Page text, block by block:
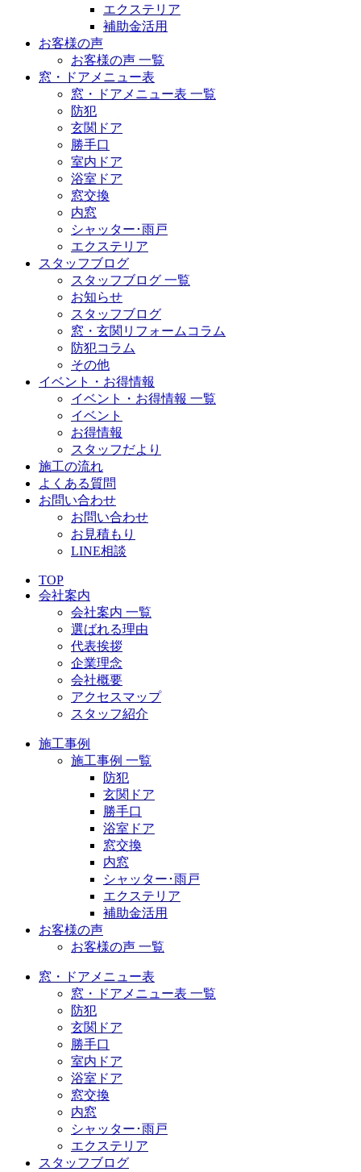
エクステリア
補助金活用
お客様の声
お客様の声 一覧
窓・ドアメニュー表
窓・ドアメニュー表 一覧
防犯
玄関ドア
勝手口
室内ドア
浴室ドア
窓交換
内窓
シャッター･雨戸
エクステリア
スタッフブログ
スタッフブログ 一覧
お知らせ
スタッフブログ
窓・玄関リフォームコラム
防犯コラム
その他
イベント・お得情報
イベント・お得情報 一覧
イベント
お得情報
スタッフだより
施工の流れ
よくある質問
お問い合わせ
お問い合わせ
お見積もり
LINE相談
TOP
会社案内
会社案内 一覧
選ばれる理由
代表挨拶
企業理念
会社概要
アクセスマップ
スタッフ紹介
施工事例
施工事例 一覧
防犯
玄関ドア
勝手口
浴室ドア
窓交換
内窓
シャッター･雨戸
エクステリア
補助金活用
お客様の声
お客様の声 一覧
窓・ドアメニュー表
窓・ドアメニュー表 一覧
防犯
玄関ドア
勝手口
室内ドア
浴室ドア
窓交換
内窓
シャッター･雨戸
エクステリア
スタッフブログ